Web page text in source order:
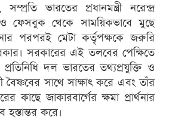
ভারতের প্রধানমন্ত্রী নরেন্দ্র
ফেসবুক থেকে সাময়িকভাবে মুছে
পরপরই মেটা কর্তৃপক্ষকে জরুরি
সরকারের এই তলবের পেক্ষিতে
দল ভারতের তথ্যপ্রযুক্তি ও
বৈষ্ণবের সাথে সাক্ষাৎ করে এবং তাঁর
কাছে জাকারবার্গের ক্ষমা প্রার্থনার
হস্তান্তর করে।